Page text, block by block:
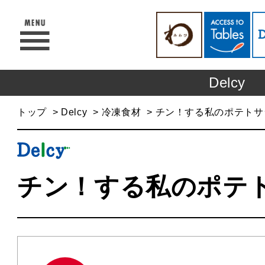
Delcy
トップ Delcy 冷凍食材 チン！する私のポテト
チン！する私のポテ